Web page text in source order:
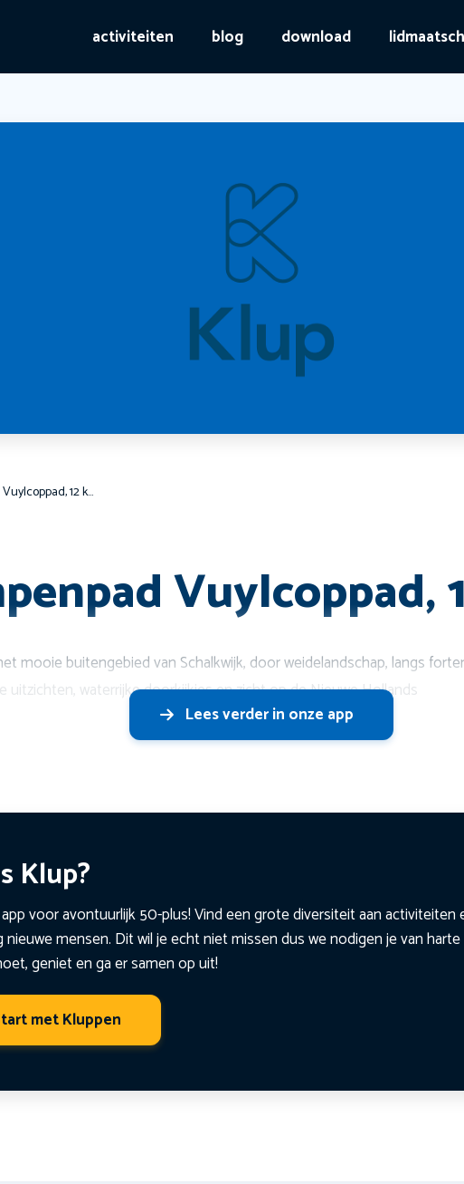
activiteiten blog download
Klompenpad Vuylcoppad, 12 km
Vuylcoppad,
mooie buitengebied van Schalkwijk, door weidelandschap, langs
uitzichten, waterrijke doorkijkjes en zicht op de Nieuwe Hollands
Lees verder in onze app
Klup?
voor avontuurlijk 50-plus! Vind een grote diversiteit aan
nieuwe mensen. Dit wil je echt niet missen dus we nodigen je van
geniet en ga er samen op uit!
met Kluppen